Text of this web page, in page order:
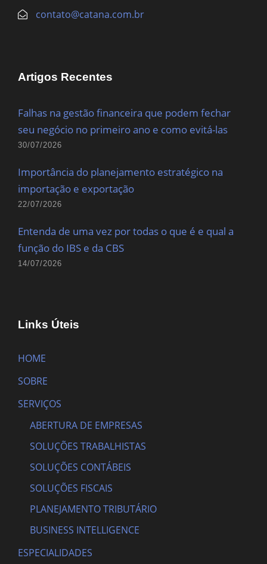
contato@catana.com.br
Artigos Recentes
Falhas na gestão financeira que podem fechar
seu negócio no primeiro ano e como evitá-las
30/07/2026
Importância do planejamento estratégico na
importação e exportação
22/07/2026
Entenda de uma vez por todas o que é e qual a
função do IBS e da CBS
14/07/2026
Links Úteis
HOME
SOBRE
SERVIÇOS
ABERTURA DE EMPRESAS
SOLUÇÕES TRABALHISTAS
SOLUÇÕES CONTÁBEIS
SOLUÇÕES FISCAIS
PLANEJAMENTO TRIBUTÁRIO
BUSINESS INTELLIGENCE
ESPECIALIDADES